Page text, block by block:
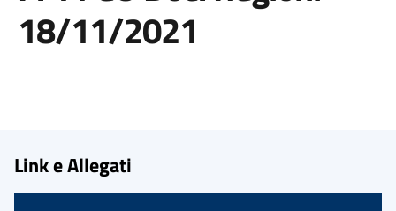
18/11/2021
Link e Allegati